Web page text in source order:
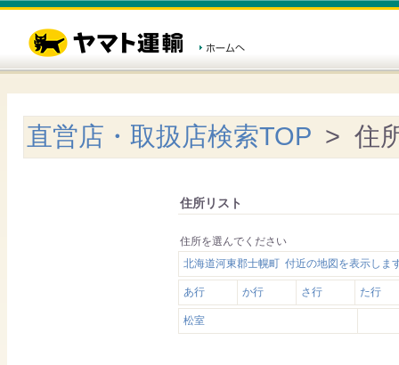
直営店・取扱店検索TOP > 住
住所リスト
住所を選んでください
北海道河東郡士幌町 付近の地図を表示しま
あ行 か行 さ行 た行
松室